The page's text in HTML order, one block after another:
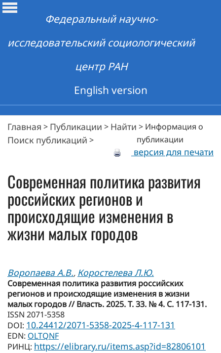
Федеральный научно-
исследовательский социологический
центр РАН
English version
Главная > Публикации > Найти >
Поиск публикаций >
Информация о
публикации
версия для печати
Современная политика развития
российских регионов и
происходящие изменения в
жизни малых городов
Воропаева А.В., Коростелева Л.Ю.
Современная политика развития российских
регионов и происходящие изменения в жизни
малых городов // Власть. 2025. Т. 33. № 4. С. 117-131.
ISSN 2071-5358
DOI: 10.24412/2071-5358-2025-4-117-131
EDN: OLTQNF
РИНЦ: https://elibrary.ru/items.asp?id=82806101